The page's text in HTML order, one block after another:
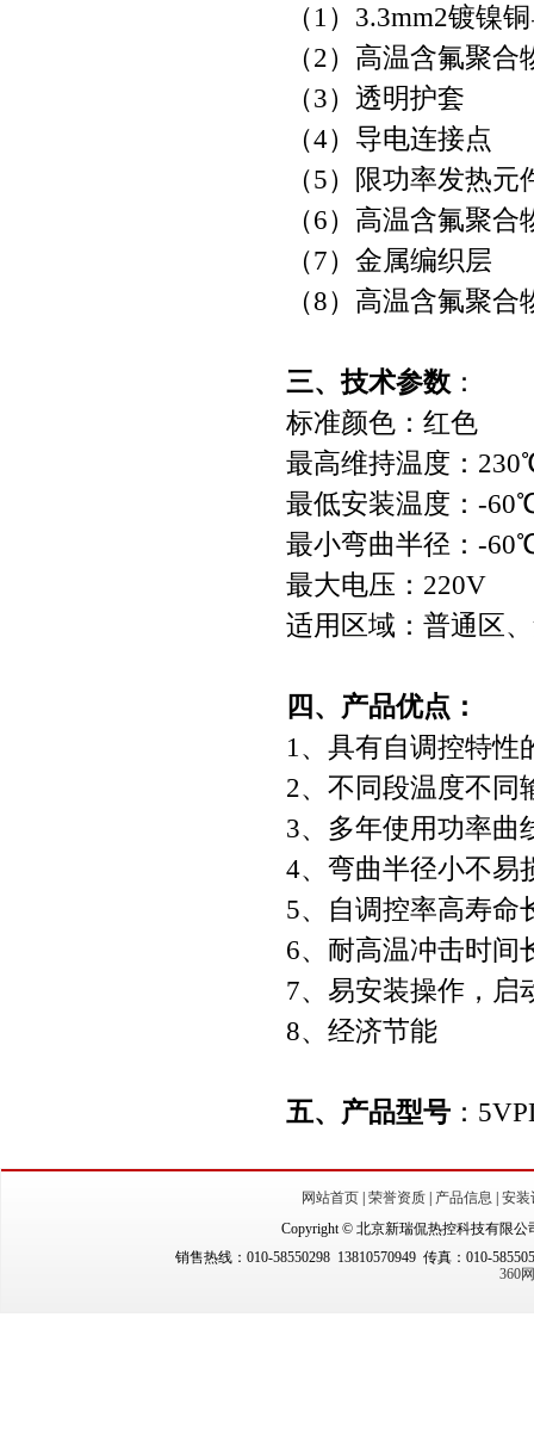
（1）3.3mm2镀镍
（2）高温含氟聚
（3）透明护套
（4）导电连接点
（5）限功率发热元
（6）高温含氟聚合
（7）金属编织层
（8）高温含氟聚合
三、技术参数 ：
标准颜色：红色
最高维持温度：
最低安装温度：-
最小弯曲半径：-
最大电压：220V
适用区域：普通区
四、产品优点：
1、具有自调控特性
2、不同段温度不同
3、多年使用功率曲
4、弯曲半径小不易
5、自调控率高寿命
6、耐高温冲击时间
7、易安装操作，启
8、经济节能
五、产品型号 ：
网站首页 荣誉资质 产品信息
安装
Copyright © 北京新瑞侃热控科技有限公
销售热线：010-58550298 13810570949 传真：010-
360